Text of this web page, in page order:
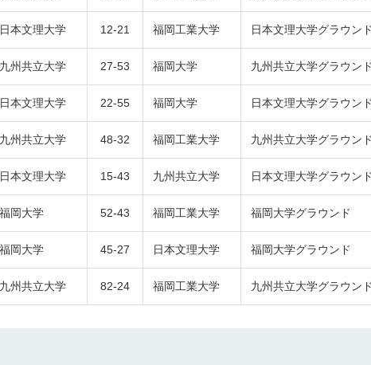
日本文理大学 12-21 福岡工業大学 日本文理大学グラウンド
九州共立大学 27-53 福岡大学 九州共立大学グラウンド
日本文理大学 22-55 福岡大学 日本文理大学グラウンド
九州共立大学 48-32 福岡工業大学 九州共立大学グラウンド
日本文理大学 15-43 九州共立大学 日本文理大学グラウンド
福岡大学 52-43 福岡工業大学 福岡大学グラウンド
福岡大学 45-27 日本文理大学 福岡大学グラウンド
九州共立大学 82-24 福岡工業大学 九州共立大学グラウンド